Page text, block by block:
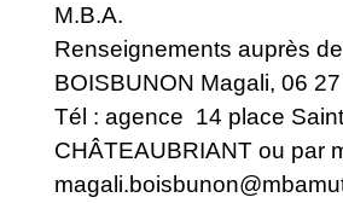
M.B.A.
Renseignements auprès
BOISBUNON Magali, 06
Tél : agence 14 place
CHÂTEAUBRIANT ou par